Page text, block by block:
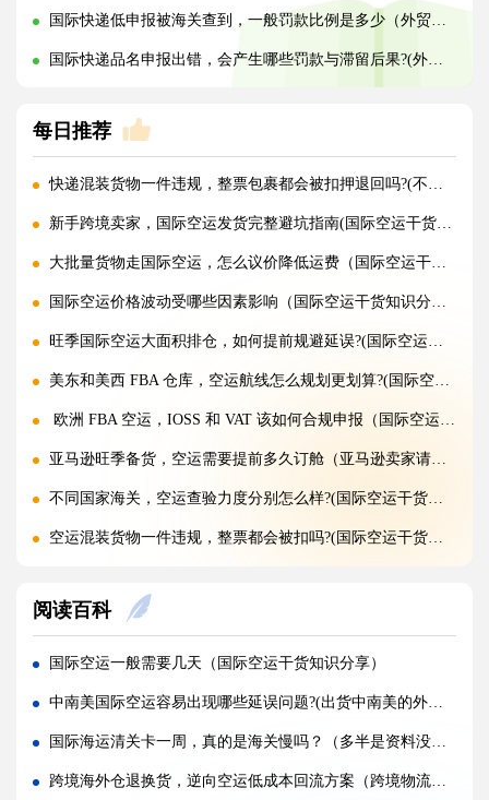
国际快递低申报被海关查到，一般罚款比例是多少（外贸人请注意）
国际快递品名申报出错，会产生哪些罚款与滞留后果?(外贸人请注意)
每日推荐
快递混装货物一件违规，整票包裹都会被扣押退回吗?(不清楚的外贸人看过来)
新手跨境卖家，国际空运发货完整避坑指南(国际空运干货知识分享)
大批量货物走国际空运，怎么议价降低运费（国际空运干货知识分享）
国际空运价格波动受哪些因素影响（国际空运干货知识分享）
旺季国际空运大面积排仓，如何提前规避延误?(国际空运干货知识分享)
美东和美西 FBA 仓库，空运航线怎么规划更划算?(国际空运干货知识分享)
欧洲 FBA 空运，IOSS 和 VAT 该如何合规申报（国际空运干货知识分享）
亚马逊旺季备货，空运需要提前多久订舱（亚马逊卖家请注意）
不同国家海关，空运查验力度分别怎么样?(国际空运干货知识分享)
空运混装货物一件违规，整票都会被扣吗?(国际空运干货知识分享)
空运品名申报错误，会面临哪些罚款与处罚?(国际空运干货知识分享)
国际空运货物被扣，最快多久可以清关放行?(国际空运干货知识分享)
国际空运计费重与实际重、体积重怎么换算（国际空运干货知识分享）
普通货物走国际空运最低多少公斤起运（不清楚的外贸人看过来）
国际空运和国际快递到底有哪些核心区别（国际物流干货知识分享）
阅读百科
国际空运一般需要几天（国际空运干货知识分享）
中南美国际空运容易出现哪些延误问题?(出货中南美的外贸人看过来)
国际海运清关卡一周，真的是海关慢吗？（多半是资料没做对）
跨境海外仓退换货，逆向空运低成本回流方案（跨境物流干货知识分享）